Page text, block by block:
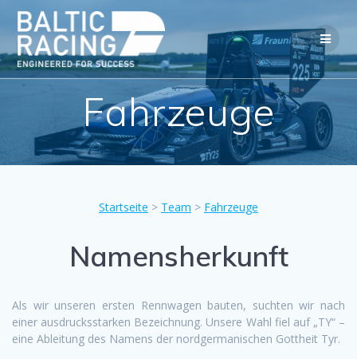
Fahrzeuge
Startseite > Team > Fahrzeuge
Namensherkunft
Als wir unseren ersten Rennwagen bauten, suchten wir nach
einer ausdrucksstarken Bezeichnung. Unsere Wahl fiel auf „TY“ –
eine Ableitung des Namens der nordgermanischen Gottheit Tyr.